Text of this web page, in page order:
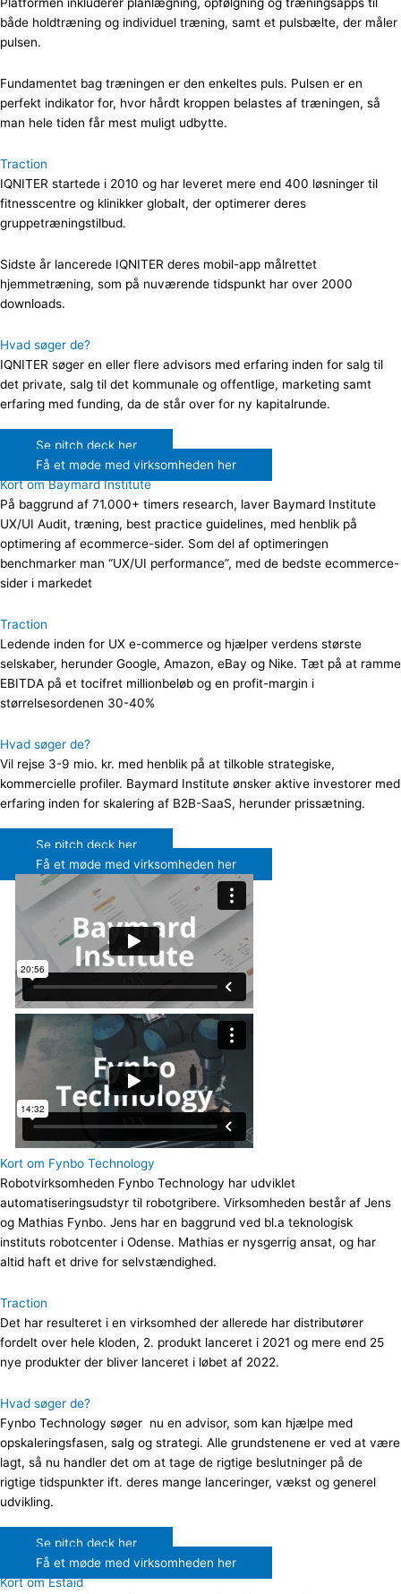
Platformen inkluderer planlægning, opfølgning og træningsapps til
både holdtræning og individuel træning, samt et pulsbælte, der måler
pulsen.
Fundamentet bag træningen er den enkeltes puls. Pulsen er en
perfekt indikator for, hvor hårdt kroppen belastes af træningen, så
man hele tiden får mest muligt udbytte.
Traction
IQNITER startede i 2010 og har leveret mere end 400 løsninger til
fitnesscentre og klinikker globalt, der optimerer deres
gruppetræningstilbud.
Sidste år lancerede IQNITER deres mobil-app målrettet
hjemmetræning, som på nuværende tidspunkt har over 2000
downloads.
Hvad søger de?
IQNITER søger en eller flere advisors med erfaring inden for salg til
det private, salg til det kommunale og offentlige, marketing samt
erfaring med funding, da de står over for ny kapitalrunde.
Se pitch deck her
Få et møde med virksomheden her
Kort om Baymard Institute
På baggrund af 71.000+ timers research, laver Baymard Institute
UX/UI Audit, træning, best practice guidelines, med henblik på
optimering af ecommerce-sider. Som del af optimeringen
benchmarker man “UX/UI performance”, med de bedste ecommerce-
sider i markedet
Traction
Ledende inden for UX e-commerce og hjælper verdens største
selskaber, herunder Google, Amazon, eBay og Nike. Tæt på at ramme
EBITDA på et tocifret millionbeløb og en profit-margin i
størrelsesordenen 30-40%
Hvad søger de?
Vil rejse 3-9 mio. kr. med henblik på at tilkoble strategiske,
kommercielle profiler. Baymard Institute ønsker aktive investorer med
erfaring inden for skalering af B2B-SaaS, herunder prissætning.
Se pitch deck her
Få et møde med virksomheden her
Kort om Fynbo Technology
Robotvirksomheden Fynbo Technology har udviklet
automatiseringsudstyr til robotgribere. Virksomheden består af Jens
og Mathias Fynbo. Jens har en baggrund ved bl.a teknologisk
instituts robotcenter i Odense. Mathias er nysgerrig ansat, og har
altid haft et drive for selvstændighed.
Traction
Det har resulteret i en virksomhed der allerede har distributører
fordelt over hele kloden, 2. produkt lanceret i 2021 og mere end 25
nye produkter der bliver lanceret i løbet af 2022.
Hvad søger de?
Fynbo Technology søger nu en advisor, som kan hjælpe med
opskaleringsfasen, salg og strategi. Alle grundstenene er ved at være
lagt, så nu handler det om at tage de rigtige beslutninger på de
rigtige tidspunkter ift. deres mange lanceringer, vækst og generel
udvikling.
Se pitch deck her
Få et møde med virksomheden her
Kort om Estaid